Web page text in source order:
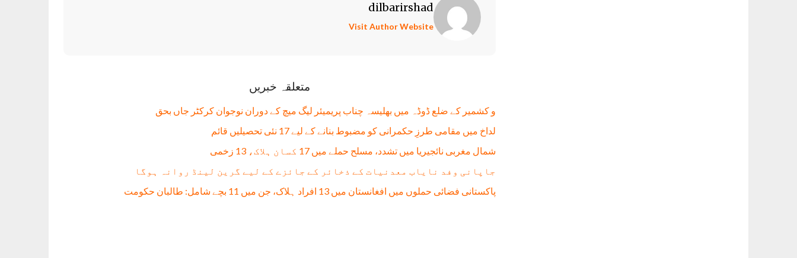
dilbarirshad
Visit Author Website
متعلقہ خبریں
و کشمیر کے ضلع ڈوڈہ میں بھلیسہ چناب پریمیئر لیگ میچ کے دوران نوجوان کرکٹر جاں بحق
لداخ میں مقامی طرزِ حکمرانی کو مضبوط بنانے کے لیے 17 نئی تحصیلیں قائم
شمال مغربی نائجیریا میں تشدد، مسلح حملے میں 17 کسان ہلاک، 13 زخمی
جاپانی وفد نایاب معدنیات کے ذخائر کے جائزے کے لیے گرین لینڈ روانہ ہوگا
پاکستانی فضائی حملوں میں افغانستان میں 13 افراد ہلاک، جن میں 11 بچے شامل: طالبان حکومت